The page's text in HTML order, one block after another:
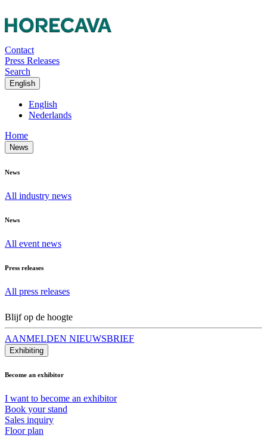
Contact
Press Releases
Search
English
English
Nederlands
Home
News
News
All industry news
News
All event news
Press releases
All press releases
Blijf op de hoogte
AANMELDEN NIEUWSBRIEF
Exhibiting
Become an exhibitor
I want to become an exhibitor
Book your stand
Sales inquiry
Floor plan